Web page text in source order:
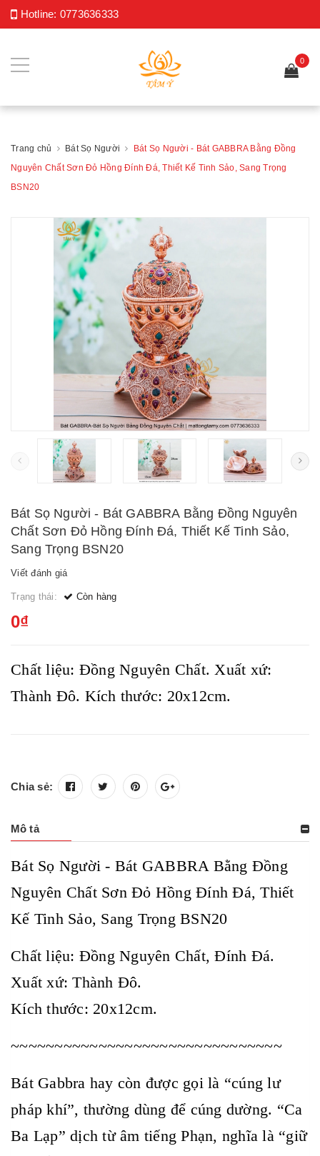
Hotline: 0773636333
0
Trang chủ Bát Sọ Người Bát Sọ Người - Bát GABBRA Bằng Đồng
Nguyên Chất Sơn Đỏ Hồng Đính Đá, Thiết Kế Tinh Sảo, Sang Trọng
BSN20
Bát Sọ Người - Bát GABBRA Bằng Đồng Nguyên
Chất Sơn Đỏ Hồng Đính Đá, Thiết Kế Tinh Sảo,
Sang Trọng BSN20
Viết đánh giá
Trạng thái: Còn hàng
0₫
Chất liệu: Đồng Nguyên Chất. Xuất xứ:
Thành Đô. Kích thước: 20x12cm.
Chia sẻ:
Mô tả
Bát Sọ Người - Bát GABBRA Bằng Đồng
Nguyên Chất Sơn Đỏ Hồng Đính Đá, Thiết
Kế Tinh Sảo, Sang Trọng BSN20
Chất liệu: Đồng Nguyên Chất, Đính Đá.
Xuất xứ: Thành Đô.
Kích thước: 20x12cm.
~~~~~~~~~~~~~~~~~~~~~~~~~~~~~~~
Bát Gabbra hay còn được gọi là “cúng lư
pháp khí”, thường dùng để cúng dường. “Ca
Ba Lạp” dịch từ âm tiếng Phạn, nghĩa là “giữ